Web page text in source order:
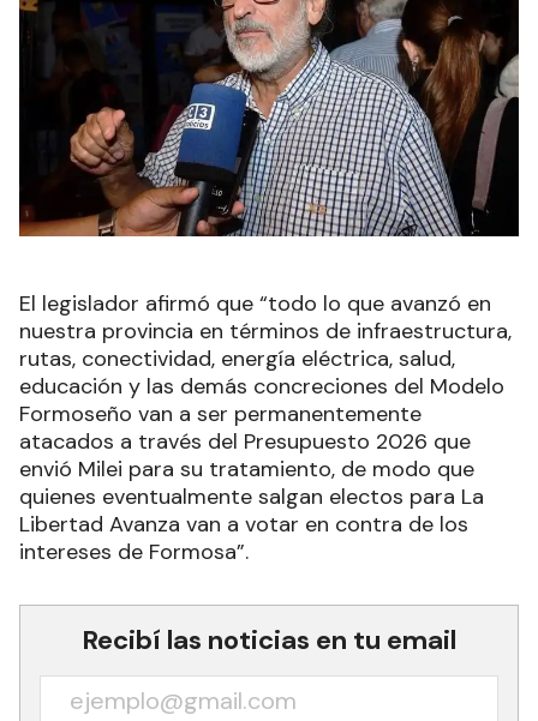
El legislador afirmó que “todo lo que avanzó en
nuestra provincia en términos de infraestructura,
rutas, conectividad, energía eléctrica, salud,
educación y las demás concreciones del Modelo
Formoseño van a ser permanentemente
atacados a través del Presupuesto 2026 que
envió Milei para su tratamiento, de modo que
quienes eventualmente salgan electos para La
Libertad Avanza van a votar en contra de los
intereses de Formosa”.
Recibí las noticias en tu email